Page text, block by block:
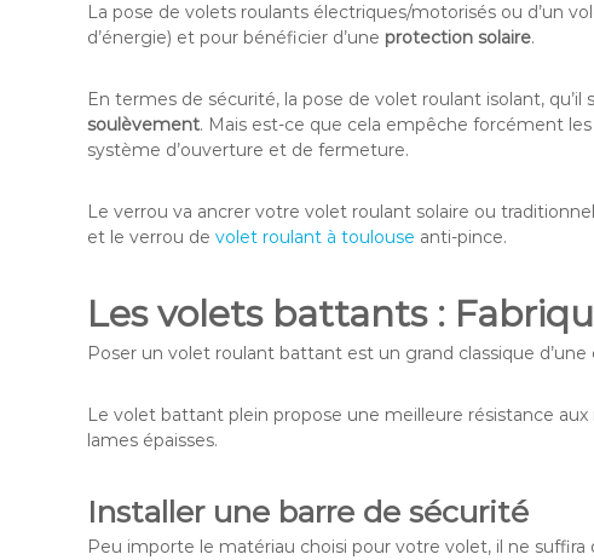
La pose de volets roulants électriques/motorisés ou d’un
d’énergie) et pour bénéficier d’une protection solaire.
En termes de sécurité, la pose de volet roulant isolant,
soulèvement. Mais est-ce que cela empêche forcément
système d’ouverture et de fermeture.
Le verrou va ancrer votre volet roulant solaire ou
et le verrou de volet roulant à toulouse anti-pince.
Les volets battants :
Poser un volet roulant battant est un grand classique
Le volet battant plein propose une meilleure résistance
lames épaisses.
Installer une barre de sécurité
Peu importe le matériau choisi pour votre volet, il ne